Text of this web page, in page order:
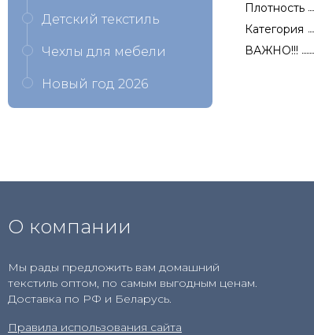
Плотность
Категория
ВАЖНО!!!
Детский текстиль
Чехлы для мебели
Новый год 2026
О компании
Мы рады предложить вам домашний
текстиль оптом, по самым выгодным ценам.
Доставка по РФ и Беларусь.
Правила использования сайта